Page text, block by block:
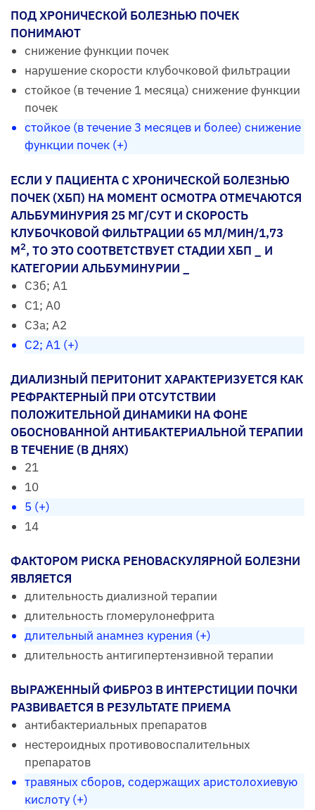
ПОД ХРОНИЧЕСКОЙ БОЛЕЗНЬЮ ПОЧЕК
ПОНИМАЮТ
снижение функции почек
нарушение скорости клубочковой фильтрации
стойкое (в течение 1 месяца) снижение функции
почек
стойкое (в течение 3 месяцев и более) снижение
функции почек (+)
ЕСЛИ У ПАЦИЕНТА С ХРОНИЧЕСКОЙ БОЛЕЗНЬЮ
ПОЧЕК (ХБП) НА МОМЕНТ ОСМОТРА ОТМЕЧАЮТСЯ
АЛЬБУМИНУРИЯ 25 МГ/СУТ И СКОРОСТЬ
КЛУБОЧКОВОЙ ФИЛЬТРАЦИИ 65 МЛ/МИН/1,73
М2, ТО ЭТО СООТВЕТСТВУЕТ СТАДИИ ХБП _ И
КАТЕГОРИИ АЛЬБУМИНУРИИ _
С3б; А1
С1; А0
С3а; А2
С2; А1 (+)
ДИАЛИЗНЫЙ ПЕРИТОНИТ ХАРАКТЕРИЗУЕТСЯ КАК
РЕФРАКТЕРНЫЙ ПРИ ОТСУТСТВИИ
ПОЛОЖИТЕЛЬНОЙ ДИНАМИКИ НА ФОНЕ
ОБОСНОВАННОЙ АНТИБАКТЕРИАЛЬНОЙ ТЕРАПИИ
В ТЕЧЕНИЕ (В ДНЯХ)
21
10
5 (+)
14
ФАКТОРОМ РИСКА РЕНОВАСКУЛЯРНОЙ БОЛЕЗНИ
ЯВЛЯЕТСЯ
длительность диализной терапии
длительность гломерулонефрита
длительный анамнез курения (+)
длительность антигипертензивной терапии
ВЫРАЖЕННЫЙ ФИБРОЗ В ИНТЕРСТИЦИИ ПОЧКИ
РАЗВИВАЕТСЯ В РЕЗУЛЬТАТЕ ПРИЕМА
антибактериальных препаратов
нестероидных противовоспалительных
препаратов
травяных сборов, содержащих аристолохиевую
кислоту (+)